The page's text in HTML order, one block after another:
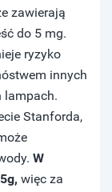
zawierają
do 5 mg.
ryzyko
innych
lampach.
Stanforda,
W
więc za